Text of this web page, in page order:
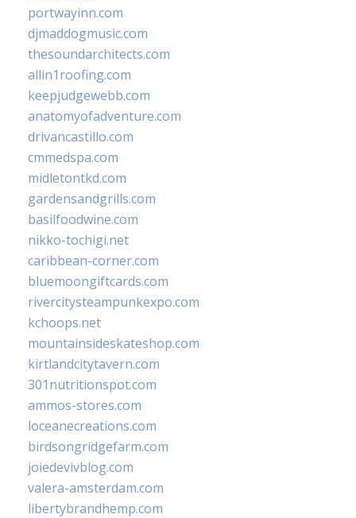
portwayinn.com
djmaddogmusic.com
thesoundarchitects.com
allin1roofing.com
keepjudgewebb.com
anatomyofadventure.com
drivancastillo.com
cmmedspa.com
midletontkd.com
gardensandgrills.com
basilfoodwine.com
nikko-tochigi.net
caribbean-corner.com
bluemoongiftcards.com
rivercitysteampunkexpo.com
kchoops.net
mountainsideskateshop.com
kirtlandcitytavern.com
301nutritionspot.com
ammos-stores.com
loceanecreations.com
birdsongridgefarm.com
joiedevivblog.com
valera-amsterdam.com
libertybrandhemp.com